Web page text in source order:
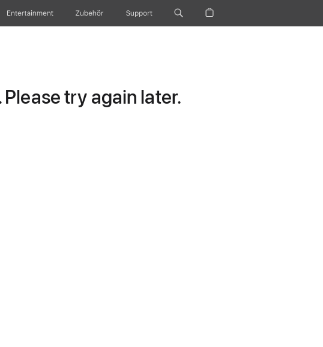
Entertainment Zubehör Support
try again later.